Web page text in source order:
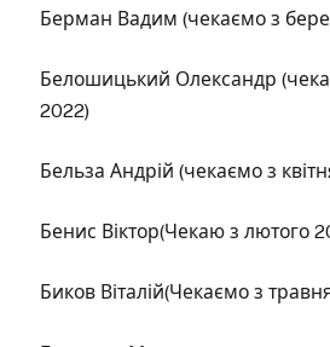
Берман Вадим (чекаємо з
Белошицький Олександр
2022)
Бельза Андрій (чекаємо з
Бенис Віктор(Чекаю з лютого
Биков Віталій(Чекаємо з